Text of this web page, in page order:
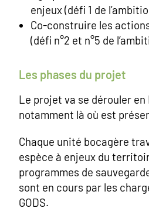
enjeux (défi 1 de
Co-construire les
(défi n°2 et n°5 de
Les phases du projet
Le projet va se dérouler en
notamment là où est
Chaque unité bocagère
espèce à enjeux du
programmes de
sont en cours par les
GODS.